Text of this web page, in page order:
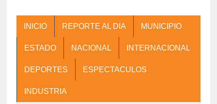
INICIO REPORTE AL DIA MUNICIPIO
ESTADO NACIONAL INTERNACIONAL
DEPORTES ESPECTACULOS
INDUSTRIA